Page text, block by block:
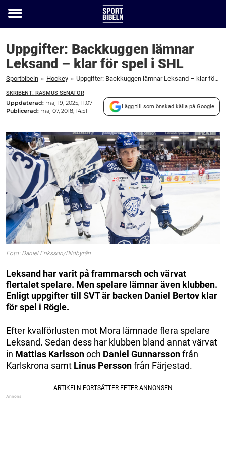
Toggle
Uppgifter: Backkuggen lämnar
Leksand – klar för spel i SHL
Sportbibeln » Hockey » Uppgifter: Backkuggen lämnar Leksand – klar för spel i SHL
SKRIBENT: RASMUS SENATOR
Uppdaterad: maj 19, 2025, 11:07
Publicerad: maj 07, 2018, 14:51
Lägg till som önskad källa på Google
Foto: Daniel Eriksson/Bildbyrån
Leksand har varit på frammarsch och värvat
flertalet spelare. Men spelare lämnar även klubben.
Enligt uppgifter till SVT är backen Daniel Bertov klar
för spel i Rögle.
Efter kvalförlusten mot Mora lämnade flera spelare
Leksand. Sedan dess har klubben bland annat värvat
in Mattias Karlssonoch Daniel Gunnarssonfrån
Karlskrona samt Linus Perssonfrån Färjestad.